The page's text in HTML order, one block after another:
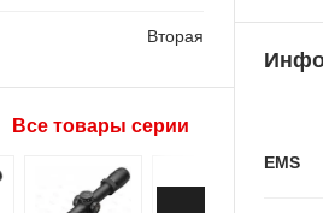
Вторая
Все товары серии
EMS